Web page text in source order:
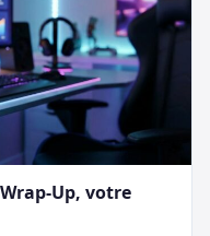
Up, votre